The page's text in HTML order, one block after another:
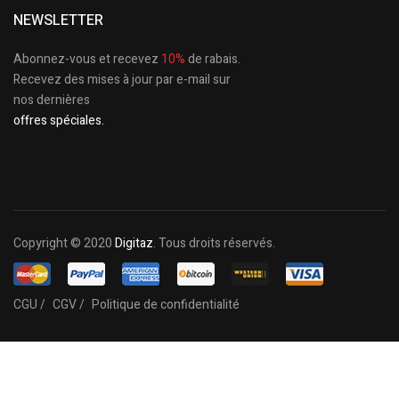
NEWSLETTER
Abonnez-vous et recevez 10%de rabais.
Recevez des mises à jour par e-mail sur
nos dernières
offres spéciales.
Copyright © 2020Digitaz. Tous droits réservés.
CGU / CGV / Politique de confidentialité